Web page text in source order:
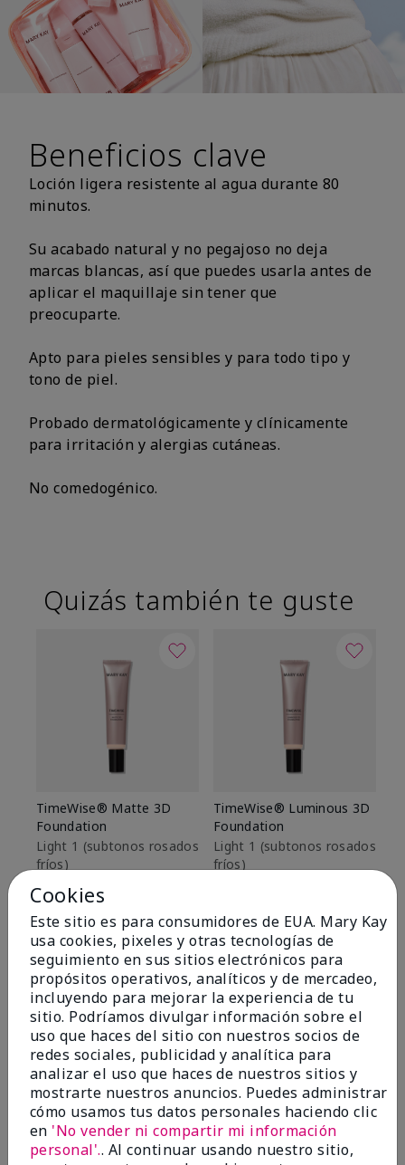
Beneficios clave
Loción ligera resistente al agua durante 80
minutos.
Su acabado natural y no pegajoso no deja
marcas blancas, así que puedes usarla antes de
aplicar el maquillaje sin tener que
preocuparte.
Apto para pieles sensibles y para todo tipo y
tono de piel.
Probado dermatológicamente y clínicamente
para irritación y alergias cutáneas.
No comedogénico.
Quizás también te guste
TimeWise® Matte 3D
Foundation
Light 1​ (subtonos rosados
fríos)
TimeWise® Luminous 3D
Foundation
Light 1​ (subtonos rosados
fríos)
Cookies
Este sitio es para consumidores de EUA. Mary Kay
usa cookies, pixeles y otras tecnologías de
seguimiento en sus sitios electrónicos para
propósitos operativos, analíticos y de mercadeo,
incluyendo para mejorar la experiencia de tu
sitio. Podríamos divulgar información sobre el
uso que haces del sitio con nuestros socios de
redes sociales, publicidad y analítica para
analizar el uso que haces de nuestros sitios y
mostrarte nuestros anuncios. Puedes administrar
cómo usamos tus datos personales haciendo clic
en 'No vender ni compartir mi información
personal'.. Al continuar usando nuestro sitio,